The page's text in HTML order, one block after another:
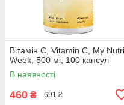
Вітамін С, Vitamin C, My Nutri
Week, 500 мг, 100 капсул
В наявності
460 ₴ 691 ₴